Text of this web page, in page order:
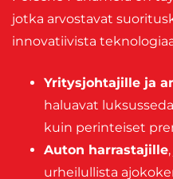
jotka arvostavat
innovatiivista
Yritysjohtajille ja
haluavat
kuin perinteiset
Auton harrastajille
urheilullista